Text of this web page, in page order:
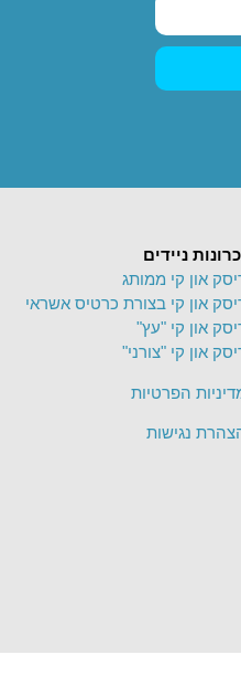
ניידים
און קי ממותג
און קי בצורת כרטיס אשראי
און קי "עץ"
און קי "צורני"
הפרטיות
נגישות